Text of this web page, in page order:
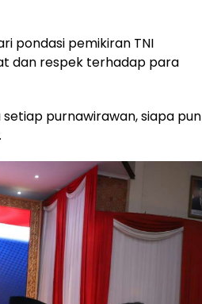
pondasi pemikiran TNI
dan respek terhadap para
purnawirawan, siapa pun